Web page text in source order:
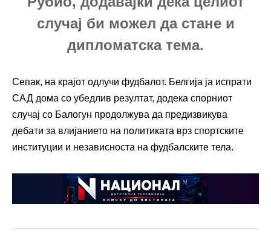
случај би можел да стане и
дипломатска тема.
Сепак, на крајот одлучи фудбалот. Белгија ја испрати
САД дома со убедлив резултат, додека спорниот
случај со Балогун продолжува да предизвикува
дебати за влијанието на политиката врз спортските
институции и независноста на фудбалските тела.